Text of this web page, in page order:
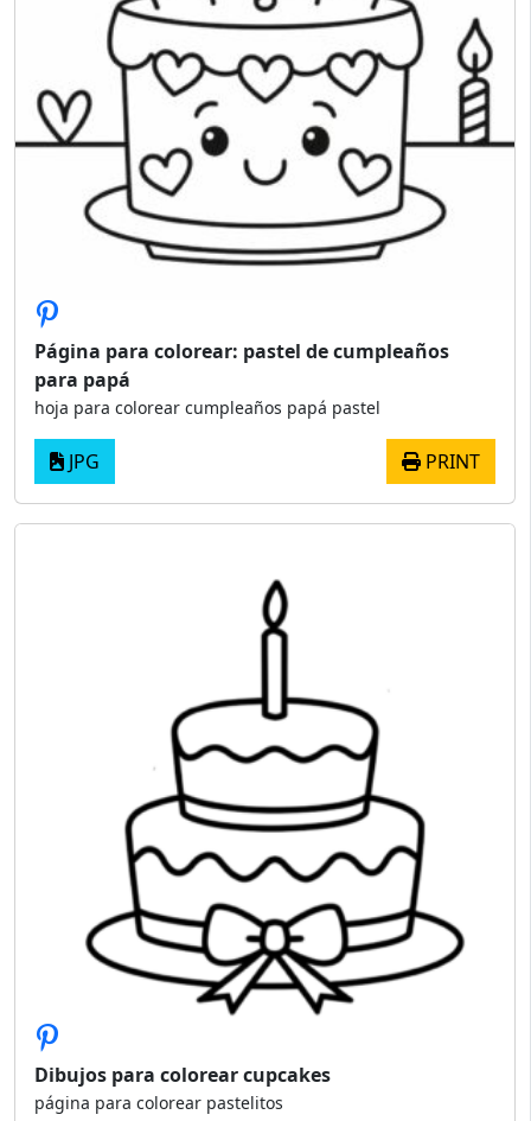
Página para colorear: pastel de cumpleaños
para papá
hoja para colorear cumpleaños papá pastel
JPG PRINT
Dibujos para colorear cupcakes
página para colorear pastelitos